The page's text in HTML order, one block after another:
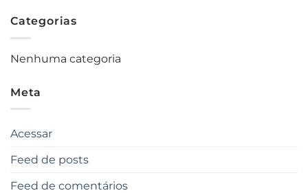
Categorias
Nenhuma categoria
Meta
Acessar
Feed de posts
Feed de comentários